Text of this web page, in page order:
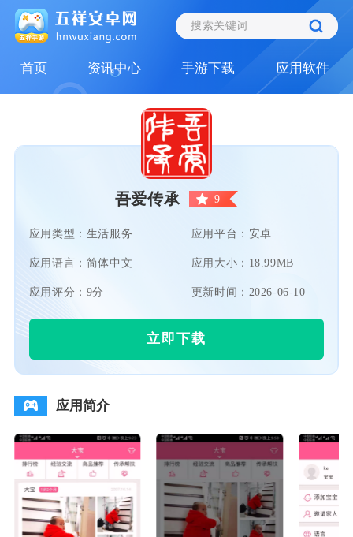
首页 资讯中心 手游下载 应用软件
吾爱传承 9
应用类型：生活服务 应用平台：安卓
应用语言：简体中文 应用大小：18.99MB
应用评分：9分 更新时间：2026-06-10
立即下载
应用简介